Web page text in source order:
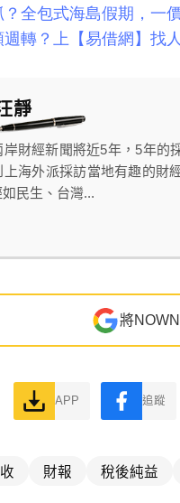
靜
岸財經新聞將近5年，5年的
上海外派採訪當地有趣的財
民生、台灣...
將
APP 追蹤
財報 稅後純益